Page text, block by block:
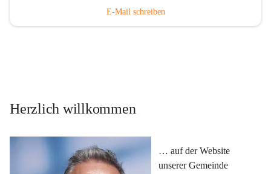
E-Mail schreiben
Herzlich willkommen
… auf der Website
unserer Gemeinde